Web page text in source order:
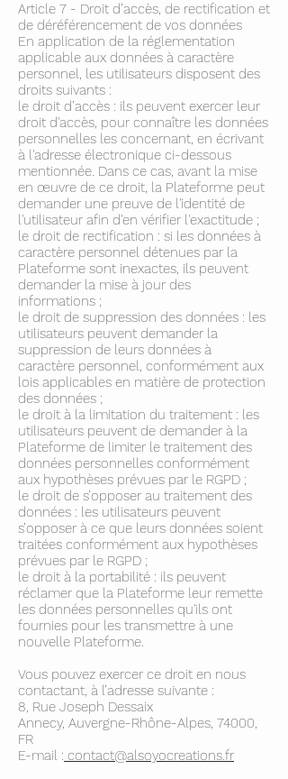
Article 7 - Droit d’accès, de rectification et
de déréférencement de vos données
En application de la réglementation
applicable aux données à caractère
personnel, les utilisateurs disposent des
droits suivants :
le droit d’accès : ils peuvent exercer leur
droit d'accès, pour connaître les données
personnelles les concernant, en écrivant
à l'adresse électronique ci-dessous
mentionnée. Dans ce cas, avant la mise
en œuvre de ce droit, la Plateforme peut
demander une preuve de l'identité de
l'utilisateur afin d'en vérifier l'exactitude ;
le droit de rectification : si les données à
caractère personnel détenues par la
Plateforme sont inexactes, ils peuvent
demander la mise à jour des
informations ;
le droit de suppression des données : les
utilisateurs peuvent demander la
suppression de leurs données à
caractère personnel, conformément aux
lois applicables en matière de protection
des données ;
le droit à la limitation du traitement : les
utilisateurs peuvent de demander à la
Plateforme de limiter le traitement des
données personnelles conformément
aux hypothèses prévues par le RGPD ;
le droit de s’opposer au traitement des
données : les utilisateurs peuvent
s’opposer à ce que leurs données soient
traitées conformément aux hypothèses
prévues par le RGPD ;
le droit à la portabilité : ils peuvent
réclamer que la Plateforme leur remette
les données personnelles qu'ils ont
fournies pour les transmettre à une
nouvelle Plateforme.
Vous pouvez exercer ce droit en nous
contactant, à l’adresse suivante :
8, Rue Joseph Dessaix
Annecy, Auvergne-Rhône-Alpes, 74000,
FR
E-mail : contact@alsoyocreations.fr